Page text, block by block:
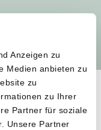
Anzeigen zu
Medien anbieten zu
zu
zu Ihrer
Partner für soziale
Unsere Partner
verarbeitet.